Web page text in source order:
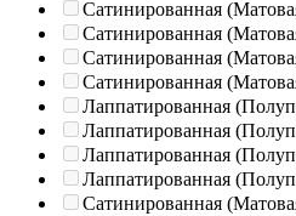
Сатинированная
Сатинированная
Сатинированная
Сатинированная
Лаппатированная
Лаппатированная
Лаппатированная
Лаппатированная
Сатинированная